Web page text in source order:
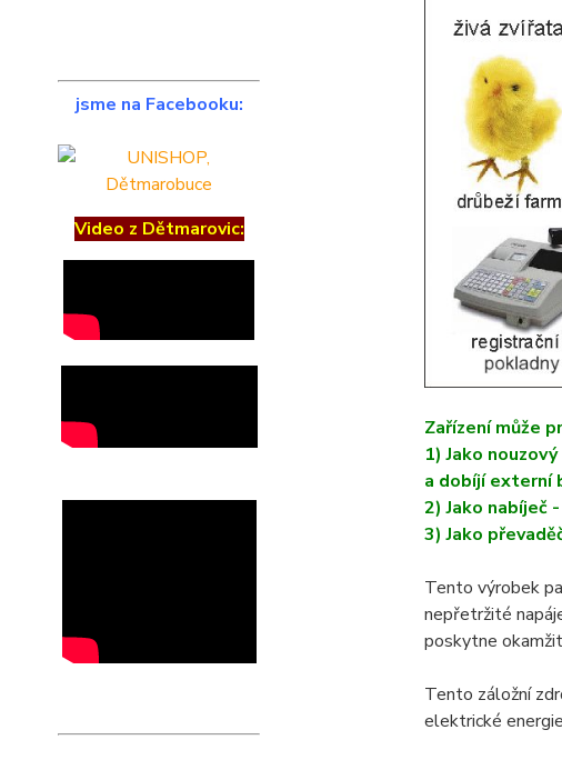
jsme na Facebooku:
Video z Dětmarovic:
Zařízení může
1) Jako
a dobíjí externí
2) Jako nabíječ
3) Jako
Tento výrobek
nepřetržité
poskytne
Tento záložní
elektrické